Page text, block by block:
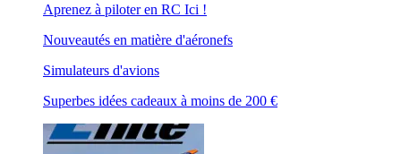
Aprenez à piloter en RC Ici !
Nouveautés en matière d'aéronefs
Simulateurs d'avions
Superbes idées cadeaux à moins de 200 €